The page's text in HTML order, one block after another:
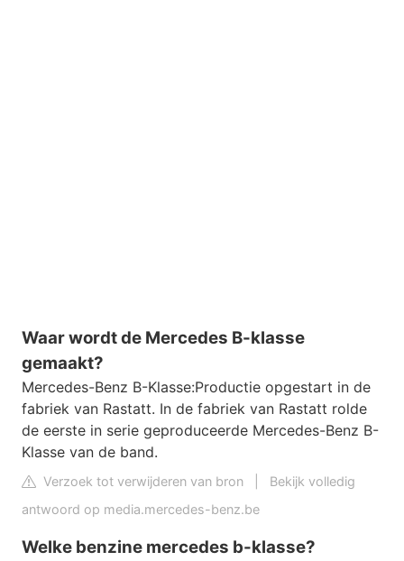
Waar wordt de Mercedes B-klasse
gemaakt?
Mercedes-Benz B-Klasse:Productie opgestart in de
fabriek van Rastatt. In de fabriek van Rastatt rolde
de eerste in serie geproduceerde Mercedes-Benz B-
Klasse van de band.
Verzoek tot verwijderen van bron
Bekijk volledig
antwoord op media.mercedes-benz.be
Welke benzine mercedes b-klasse?